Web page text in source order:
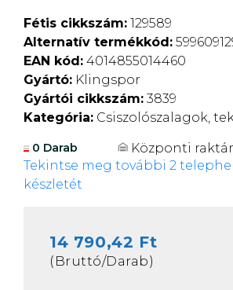
Fétis cikkszám: 129589
Alternatív termékkód:
EAN kód: 4014855014460
Gyártó: Klingspor
Gyártói cikkszám: 3839
Kategória: Csiszolószalagok,
0 Darab
Központi raktár
Tekintse meg további 2
készletét
14 790,42 Ft
(Bruttó/Darab)